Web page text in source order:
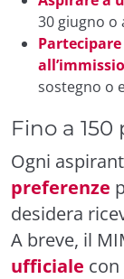
30 giugno o
sostegno o
Fino a
Ogni
preferenze
desidera
A breve, il
ufficiale